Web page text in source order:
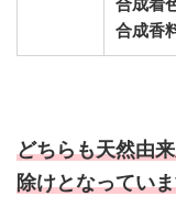
合成香
どちらも天然由
除けとなってい